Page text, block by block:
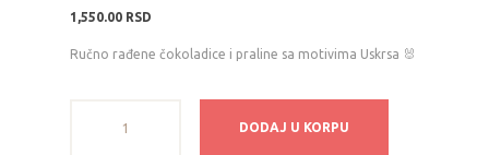
1,550.00 RSD
Ručno rađene čokoladice i praline sa motivima Uskrsa 🐰
čokoladice
DODAJ U KORPU